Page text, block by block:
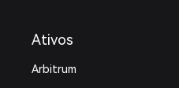
Ativos
Arbitrum